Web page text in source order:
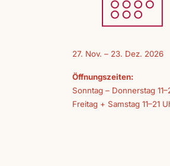
27. Nov. – 23. Dez. 2026
Öffnungszeiten:
Sonntag – Donnerstag
Freitag + Samstag 11–21